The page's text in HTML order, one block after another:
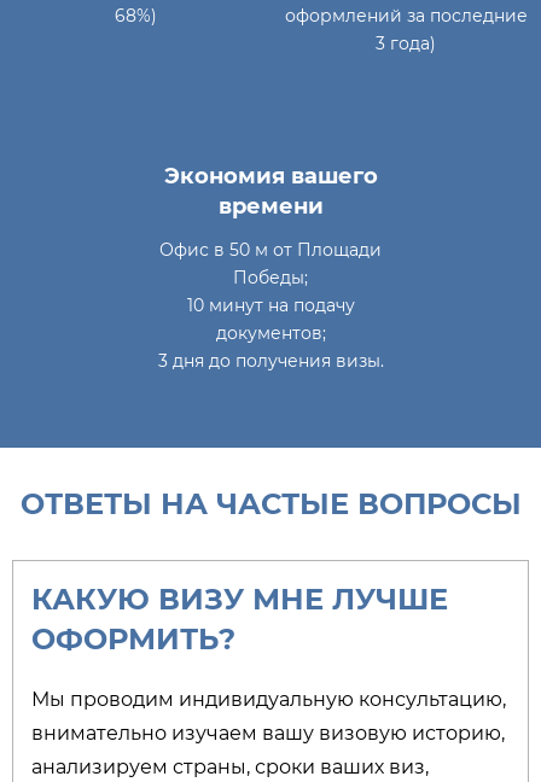
68%)
оформлений за последние
3 года)
Экономия вашего
времени
Офис в 50 м от Площади
Победы;
10 минут на подачу
документов;
3 дня до получения визы.
ОТВЕТЫ НА ЧАСТЫЕ ВОПРОСЫ
КАКУЮ ВИЗУ МНЕ ЛУЧШЕ
ОФОРМИТЬ?​
Мы проводим индивидуальную консультацию,
внимательно изучаем вашу визовую историю,
анализируем страны, сроки ваших виз,